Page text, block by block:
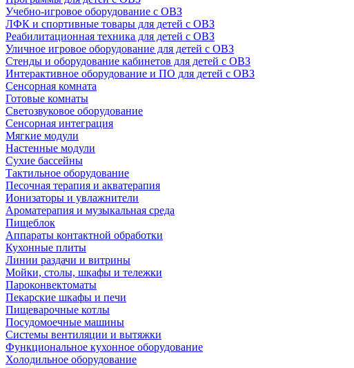
Учебно-игровое оборудование с ОВЗ
ЛФК и спортивные товары для детей с ОВЗ
Реабилитационная техника для детей с ОВЗ
Уличное игровое оборудование для детей с ОВЗ
Стенды и оборудование кабинетов для детей с ОВЗ
Интерактивное оборудование и ПО для детей с ОВЗ
Сенсорная комната
Готовые комнаты
Светозвуковое оборудование
Сенсорная интеграция
Мягкие модули
Настенные модули
Сухие бассейны
Тактильное оборудование
Песочная терапия и акватерапия
Ионизаторы и увлажнители
Ароматерапия и музыкальная среда
Пищеблок
Аппараты контактной обработки
Кухонные плиты
Линии раздачи и витрины
Мойки, столы, шкафы и тележки
Пароконвектоматы
Пекарские шкафы и печи
Пищеварочные котлы
Посудомоечные машины
Системы вентиляции и вытяжки
Функциональное кухонное оборудование
Холодильное оборудование